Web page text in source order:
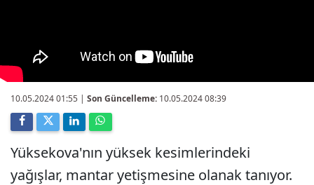
10.05.2024 01:55 | Son Güncelleme: 10.05.2024 08:39
Yüksekova'nın yüksek kesimlerindeki
yağışlar, mantar yetişmesine olanak tanıyor.